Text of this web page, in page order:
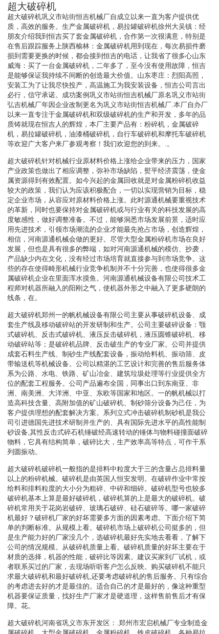
超大破碎机
超大破碎机巩义市站街恒吉机械厂自成立以来一直为客户提供优
质，高效的服务。生产金属破碎机，易拉罐破碎机徐州大吴镇：经
朋友介绍我到恒吉买了套金属破碎机，合作第一次很满意，特别是
在售后跟踪服务上陕西榆林：金属破碎机用到现在，每次易损件磨
损到需要更换的时候，都会接到恒吉的电话，让我省了很多心山东
威海：买了一台金属破碎机，二年多了，至今没有使用故障，恒吉
是能够保证我持续不间断的创造最大价值。山东枣庄：烈阳高照，
安装工为了让我尽快投产，高温施工为我安装设备，恒吉公司言出
必行，信守承诺。成功案例巩义市站街恒吉机械厂原名巩义市站街
弘吉机械厂年因企业改制更名为巩义市站街恒吉机械厂.本厂自办厂
以来一直专注于金属破碎机和双级破碎机的生产和开发，多年的品
质铸就现在恒吉人的辉煌，本厂主要产品有：粉碎机，金属破碎
机，易拉罐破碎机，油漆桶破碎机，自行车破碎机和摩托车破碎机
等欢迎广大客户来厂参观考察！我们欢迎您的到来。.。
超大破碎机针对机械行业原材料价格上涨给企业带来的压力，国家
产业政策也做出了相应调整，弥补市场缺陷，熨平经济震荡，使金
属资源得到有效配置。如今兴起的金属回收就是对金属粉碎机收益
较大的政策，我们认为应该积极配合，一切以实现营销为目标，稳
定企业市场，从容应对原材料价格上涨。此时源通机械要重视技术
的革新，同时也要保持对金属破碎机或与行业有关的科技发展的高
度敏感性，做好调整准备。不过，能够洞悉市场发展前景，适时应
用先进技术，引领市场潮流的企业才能最先抢占市场，创造辉煌，
相信，河南源通机械会做的更好。尽管大型金属粉碎机市场在良好
发展，但也是具有很多的弊端，如对河南源通机械的模仿、抄袭，
产品缺少内在文化，没有经过市场培育就直接参与到市场竞争。这
些的存在使得畸形机械行业竞争机制并不十分完善，也使得很多金
属破碎机企业在里面浑水摸鱼。河南源通机械设备有限公司技术工
程师对机器所融入的阳刚之气，使机器外形之中融入了更多硬朗的
线条，在。
超大破碎机郑州一的帆机械设备有限公司主要从事破碎机设备、成
套生产线及移动破碎站的开发研制和生产。公司主要破碎设备：颚
式破碎机、反击式破碎机、液压反击破碎机，液压圆锥破碎机、移
动破碎站等；是破碎机品牌、反击破生产的专业厂家。公司并提供
成套石料生产线、制砂生产线配套设备，振动给料机、振动筛、皮
带输送机等机械设备。公司以精湛的工艺设计和完善的售后服务体
系为公路、水电、铁路、矿山冶金、建筑垃圾处理等行业提供全方
位的配套工程服务。公司产品遍布全国，同事出口到东南亚、非
洲、南美洲、大洋洲、中亚、东欧等国家和地区。一的帆机械以打
造高科技含量、高附加值的矿山破碎机、制砂筛分设备为己任，为
客户提供理想的配套解决方案。系列立式冲击破碎机制砂机是我公
司引进德国先进技术研制并生产的、具有国际先进水平的高性能制
砂设备,其性反击式碎石机锤破经高速转动的锤体与物料碰撞面破碎
物料，它具有结构简单，破碎比大，生产效率高等特点，可作干系
列圆振动。
超大破碎机破碎机一般指的是排料中粒度大于三的含量占总排料量
以上的粉碎机械。破碎机是由英国人恒安发明。在破碎作业中常按
给料和排料粒度的大小分为粗碎、中碎和细碎。破碎机型号也较多
破碎机基本上算是最好破碎机，破碎机算的上是最大的破碎机。破
碎机常用关于花岗岩破碎、玻璃石破碎、硅石破碎等。哪一家破碎
机最好？破碎机厂家的好坏需要多方面的因素考虑。下面介绍下简
单的判断标准。从规模上看。破碎机市场上破碎机公司挺多的，但
是生产能力好的厂家没几个，选破碎机最好先实地去看看，了解下
公司的情况规模。从破碎机质量上看。破碎机质量的好坏主要在于
材质的选择，机器的性能，破碎比等因素。建议买家到厂试机，或
者联系买过的厂家，去现场听听客户怎么反映。购买破碎机不能只
求最大破碎机和最好破碎机,还要考虑破碎机的售后服务。只有综合
的考虑进去好的才是最佳的。适合自己的才是最好的，像这种重型
机器要保证质量，找好生产厂家才是硬道理，这样售前售后才有保
障。花。
超大破碎机河南省巩义市东开发区：.郑州市宏启机械厂专业制造金